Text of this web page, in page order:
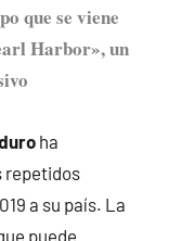
que se viene
Harbor», un
ha
repetidos
a su país. La
puede